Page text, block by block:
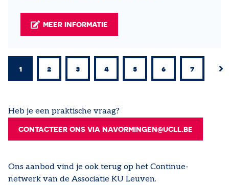
MEER INFORMATIE
Huidige
pagina
1 Pagina
2 Pagina
3 Pagina
4 Pagina
5 Pagina
6 Pagina
7
Heb je een praktische vraag?
CONTACTEER ONS VIA NAVORMINGEN@UCLL.BE
Ons aanbod vind je ook terug op het Continue-
netwerk van de Associatie KU Leuven.